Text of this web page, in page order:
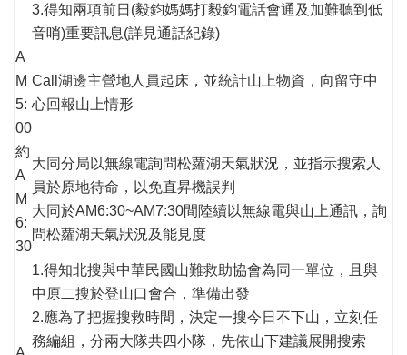
3.得知兩項前日(毅鈞媽媽打毅鈞電話會通及加難聽到低
音哨)重要訊息(詳見通話紀錄)
A
M
5:
00
Call湖邊主營地人員起床，並統計山上物資，向留守中
心回報山上情形
約
A
M
6:
30
大同分局以無線電詢問松蘿湖天氣狀況，並指示搜索人
員於原地待命，以免直昇機誤判
大同於AM6:30~AM7:30間陸續以無線電與山上通訊，詢
問松蘿湖天氣狀況及能見度
1.得知北搜與中華民國山難救助協會為同一單位，且與
中原二搜於登山口會合，準備出發
2.應為了把握搜救時間，決定一搜今日不下山，立刻任
務編組，分兩大隊共四小隊，先依山下建議展開搜索